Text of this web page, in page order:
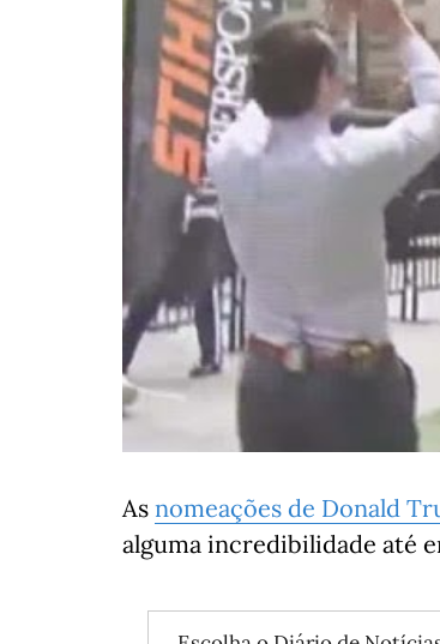
As nomeações de Donald
alguma incredibilidade até